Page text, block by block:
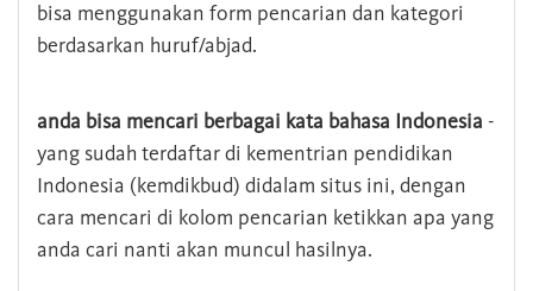
bisa menggunakan form pencarian dan kategori
berdasarkan huruf/abjad.
anda bisa mencari berbagai kata bahasa Indonesia -
yang sudah terdaftar di kementrian pendidikan
Indonesia (kemdikbud) didalam situs ini, dengan
cara mencari di kolom pencarian ketikkan apa yang
anda cari nanti akan muncul hasilnya.